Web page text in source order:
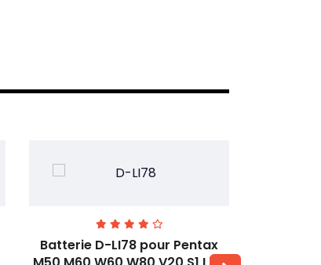
Batterie D-LI78 pour Pentax